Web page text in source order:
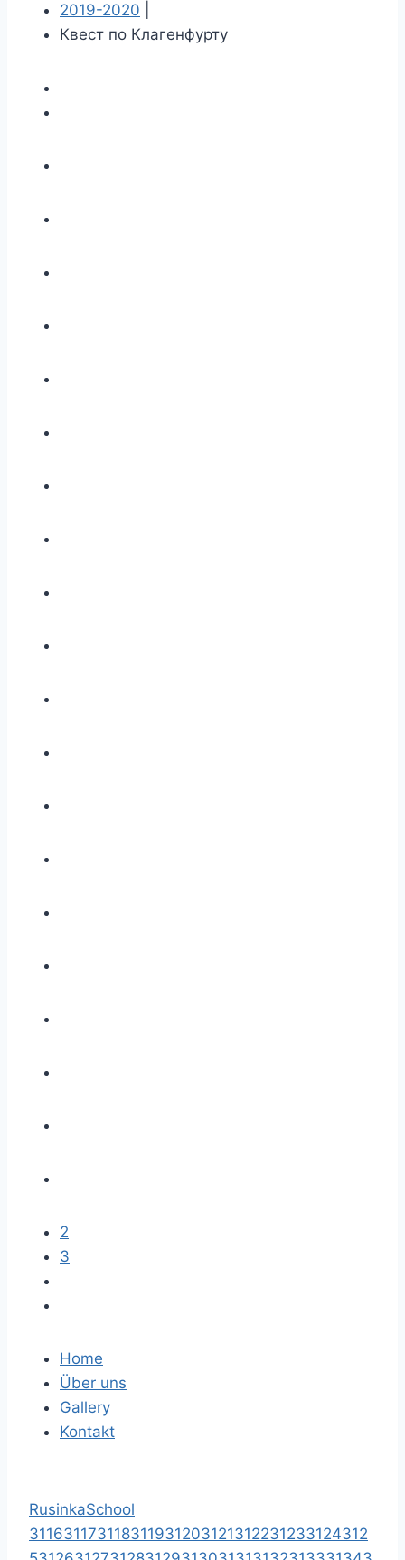
2019-2020
Квест по Клагенфурту
2
3
Home
Über uns
Gallery
Kontakt
RusinkaSchool
311631173118311931203121312231233124312